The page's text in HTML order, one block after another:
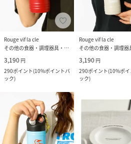
Rouge vif la cle
その他の食器・調理器具・キッチン用品
3,190 円
290ポイント(10%ポイントバ
ック)
Rouge vif la cle
3,190 円
290ポイント(10%ポ
ック)